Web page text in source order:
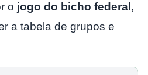
o jogo do bicho federal ,
a tabela de grupos e